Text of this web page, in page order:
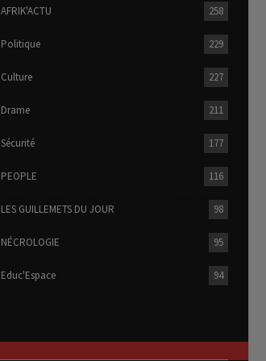
AFRIK'ACTU 258
Politique 229
Culture 227
Drame 211
Sécurité 177
PEOPLE 116
LES GUILLEMETS DU JOUR 98
NÉCROLOGIE 95
Educ'Espace 94